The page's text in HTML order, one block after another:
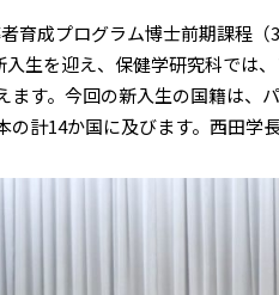
成プログラム博士前期課程
生を迎え、保健学研究科では
す。今回の新入生の国籍は、
計14か国に及びます。西田学